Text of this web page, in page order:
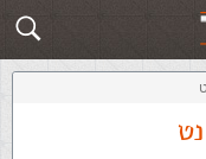
שלח תשובה